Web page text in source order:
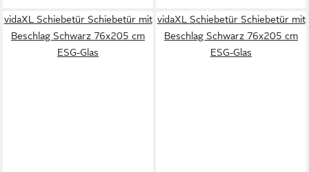
vidaXL Schiebetür Schiebetür mit
Beschlag Schwarz 76x205 cm
ESG-Glas
vidaXL Schiebetür Schiebetür mit
Beschlag Schwarz 76x205 cm
ESG-Glas